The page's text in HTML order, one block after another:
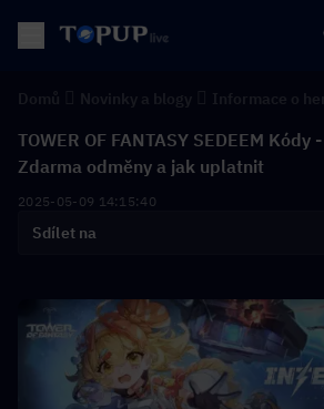
TOWER OF FANTASY SEDEEM
Zdarma odměny a jak uplatnit
2025-05-09 14:15:40
Sdílet na